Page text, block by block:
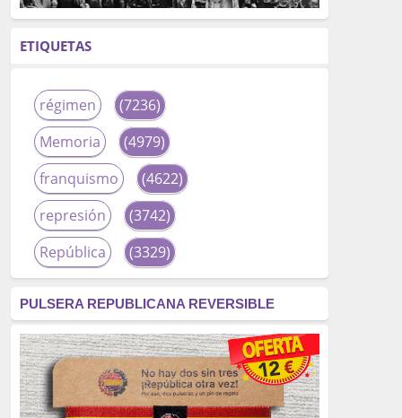
ETIQUETAS
régimen
(7236)
Memoria
(4979)
franquismo
(4622)
represión
(3742)
República
(3329)
fascismo
(2677)
tardofranquismo
(2320)
Actualidad
(2319)
PULSERA REPUBLICANA REVERSIBLE